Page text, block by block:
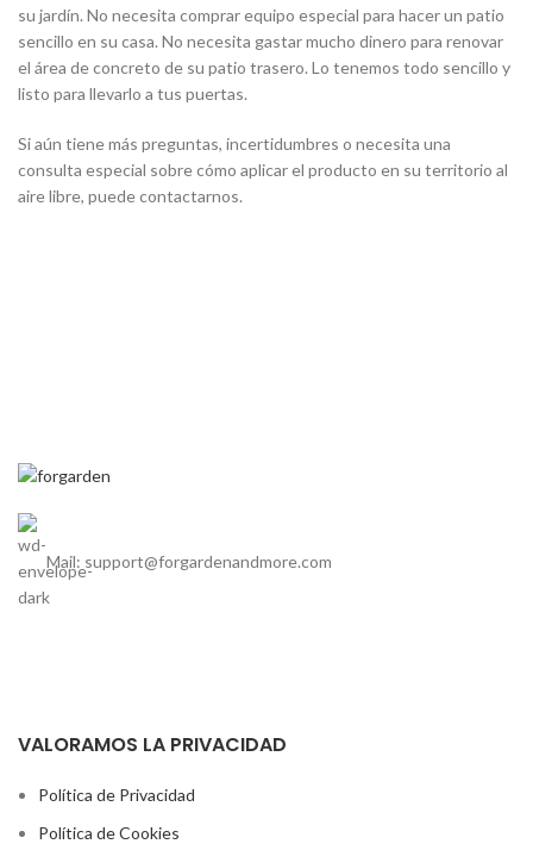
su jardín. No necesita comprar equipo especial para hacer un patio
sencillo en su casa. No necesita gastar mucho dinero para renovar
el área de concreto de su patio trasero. Lo tenemos todo sencillo y
listo para llevarlo a tus puertas.
Si aún tiene más preguntas, incertidumbres o necesita una
consulta especial sobre cómo aplicar el producto en su territorio al
aire libre, puede contactarnos.
Mail: support@forgardenandmore.com
VALORAMOS LA PRIVACIDAD
Política de Privacidad
Política de Cookies